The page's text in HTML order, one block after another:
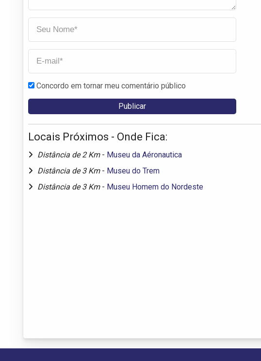
Concordo em tornar meu comentário público
Locais Próximos - Onde Fica:
Distância de 2 Km - Museu da Aéronautica
Distância de 3 Km - Museu do Trem
Distância de 3 Km - Museu Homem do Nordeste